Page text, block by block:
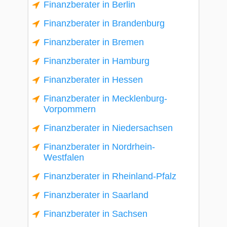
Finanzberater in Berlin
Finanzberater in Brandenburg
Finanzberater in Bremen
Finanzberater in Hamburg
Finanzberater in Hessen
Finanzberater in Mecklenburg-
Vorpommern
Finanzberater in Niedersachsen
Finanzberater in Nordrhein-
Westfalen
Finanzberater in Rheinland-Pfalz
Finanzberater in Saarland
Finanzberater in Sachsen